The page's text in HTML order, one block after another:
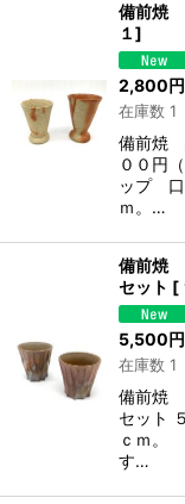
備前焼
１]
2,800円
在庫数 1
備前焼
００円
ップ
ｍ。…
備前焼
セット [
5,500円
在庫数 1
備前焼
セット
ｃｍ。
す…